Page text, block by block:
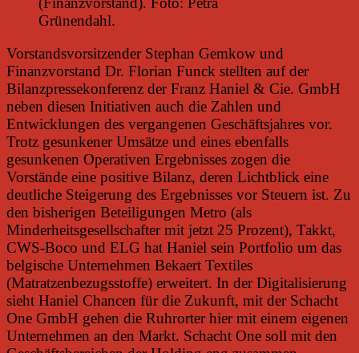
Grünendahl.
Vorstandsvorsitzender Stephan Gemkow und
Finanzvorstand Dr. Florian Funck stellten auf der
Bilanzpressekonferenz der Franz Haniel & Cie. GmbH
neben diesen Initiativen auch die Zahlen und
Entwicklungen des vergangenen Geschäftsjahres vor.
Trotz gesunkener Umsätze und eines ebenfalls
gesunkenen Operativen Ergebnisses zogen die
Vorstände eine positive Bilanz, deren Lichtblick eine
deutliche Steigerung des Ergebnisses vor Steuern ist. Zu
den bisherigen Beteiligungen Metro (als
Minderheitsgesellschafter mit jetzt 25 Prozent), Takkt,
CWS-Boco und ELG hat Haniel sein Portfolio um das
belgische Unternehmen Bekaert Textiles
(Matratzenbezugsstoffe) erweitert. In der Digitalisierung
sieht Haniel Chancen für die Zukunft, mit der Schacht
One GmbH gehen die Ruhrorter hier mit einem eigenen
Unternehmen an den Markt. Schacht One soll mit den